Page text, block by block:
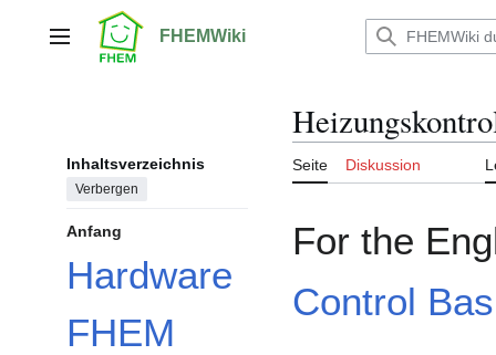
springenHauptmenü FHEMWiki
Inhaltsverzeichnis
Verbergen
Anfang
Hardware
FHEM
Seite Diskussion
For the
Control